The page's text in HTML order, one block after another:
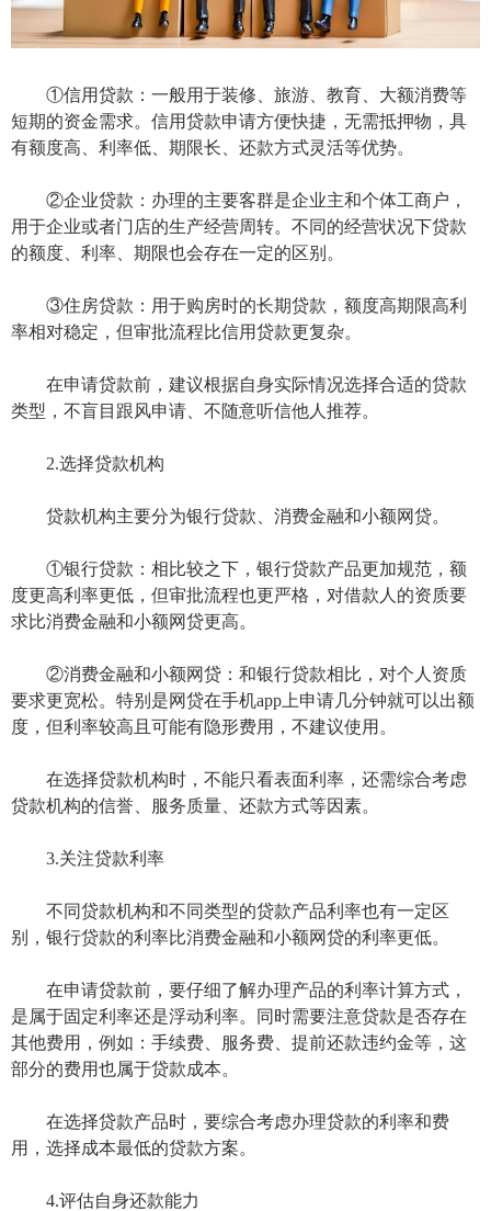
①信用贷款：一般用于装修、旅游、教育、大额消费等
短期的资金需求。信用贷款申请方便快捷，无需抵押物，具
有额度高、利率低、期限长、还款方式灵活等优势。
②企业贷款：办理的主要客群是企业主和个体工商户，
用于企业或者门店的生产经营周转。不同的经营状况下贷款
的额度、利率、期限也会存在一定的区别。
③住房贷款：用于购房时的长期贷款，额度高期限高利
率相对稳定，但审批流程比信用贷款更复杂。
在申请贷款前，建议根据自身实际情况选择合适的贷款
类型，不盲目跟风申请、不随意听信他人推荐。
2.选择贷款机构
贷款机构主要分为银行贷款、消费金融和小额网贷。
①银行贷款：相比较之下，银行贷款产品更加规范，额
度更高利率更低，但审批流程也更严格，对借款人的资质要
求比消费金融和小额网贷更高。
②消费金融和小额网贷：和银行贷款相比，对个人资质
要求更宽松。特别是网贷在手机app上申请几分钟就可以出额
度，但利率较高且可能有隐形费用，不建议使用。
在选择贷款机构时，不能只看表面利率，还需综合考虑
贷款机构的信誉、服务质量、还款方式等因素。
3.关注贷款利率
不同贷款机构和不同类型的贷款产品利率也有一定区
别，银行贷款的利率比消费金融和小额网贷的利率更低。
在申请贷款前，要仔细了解办理产品的利率计算方式，
是属于固定利率还是浮动利率。同时需要注意贷款是否存在
其他费用，例如：手续费、服务费、提前还款违约金等，这
部分的费用也属于贷款成本。
在选择贷款产品时，要综合考虑办理贷款的利率和费
用，选择成本最低的贷款方案。
4.评估自身还款能力